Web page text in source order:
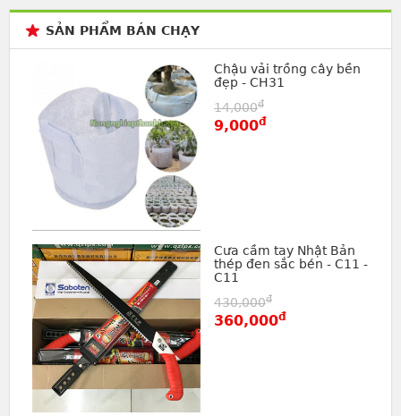
SẢN PHẨM BÁN CHẠY
Chậu vải trồng cây bền
đẹp - CH31
14,000đ
9,000đ
Cưa cầm tay Nhật Bản
thép đen sắc bén - C11 -
C11
430,000đ
360,000đ